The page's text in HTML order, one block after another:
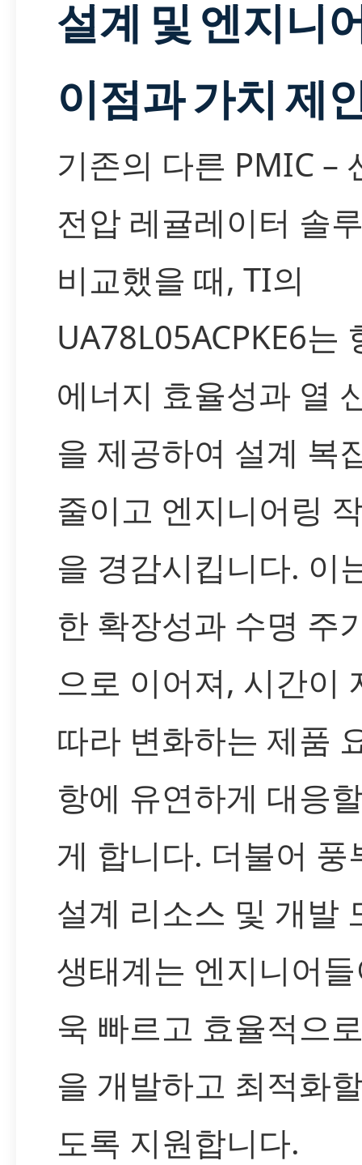
설계 및 엔지니
이점과 가치 제
기존의 다른 PMIC –
전압 레귤레이터 솔
비교했을 때, TI의
UA78L05ACPKE6는
에너지 효율성과 열
을 제공하여 설계 복
줄이고 엔지니어링
을 경감시킵니다. 이
한 확장성과 수명 주
으로 이어져, 시간이
따라 변화하는 제품
항에 유연하게 대응
게 합니다. 더불어 풍
설계 리소스 및 개발
생태계는 엔지니어
욱 빠르고 효율적으
을 개발하고 최적화
도록 지원합니다.